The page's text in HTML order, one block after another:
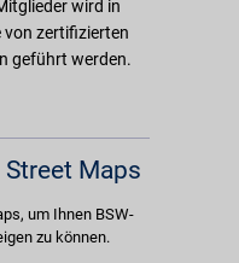
wird in
von zertifizierten
geführt werden.
Maps
um Ihnen BSW-
zu können.